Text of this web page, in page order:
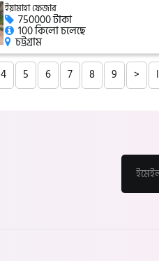
ইয়ামাহা ফেজার
750000 টাকা
100 কিলো চলেছে
চট্টগ্রাম
4 5 6 7 8 9 >